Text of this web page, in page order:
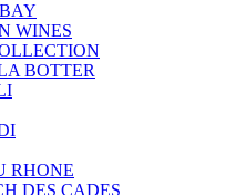
WINES
BOTTER
RHONE
DES CADES